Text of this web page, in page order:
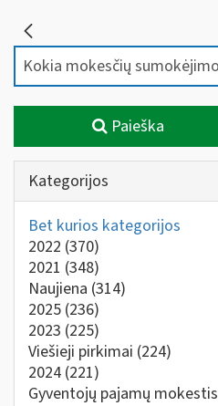
Paieška
Kategorijos
Bet kurios kategorijos
2022 (370)
2021 (348)
Naujiena (314)
2025 (236)
2023 (225)
Viešieji pirkimai (224)
2024 (221)
Gyventojų pajamų mokestis